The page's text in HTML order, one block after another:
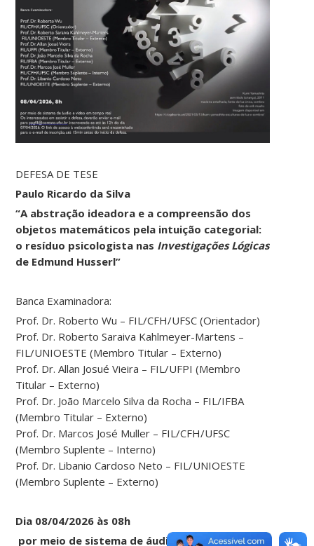
DEFESA DE TESE
Paulo Ricardo da Silva
“A abstração ideadora e a compreensão dos
objetos matemáticos pela intuição categorial:
o resíduo psicologista nas Investigações Lógicas
de Edmund Husserl”
Banca Examinadora:
Prof. Dr. Roberto Wu – FIL/CFH/UFSC (Orientador)
Prof. Dr. Roberto Saraiva Kahlmeyer-Martens –
FIL/UNIOESTE (Membro Titular – Externo)
Prof. Dr. Allan Josué Vieira – FIL/UFPI (Membro
Titular – Externo)
Prof. Dr. João Marcelo Silva da Rocha – FIL/IFBA
(Membro Titular – Externo)
Prof. Dr. Marcos José Muller – FIL/CFH/UFSC
(Membro Suplente – Interno)
Prof. Dr. Libanio Cardoso Neto – FIL/UNIOESTE
(Membro Suplente – Externo)
Dia 08/04/2026 às 08h
por meio de sistema de áudio e vídeo em